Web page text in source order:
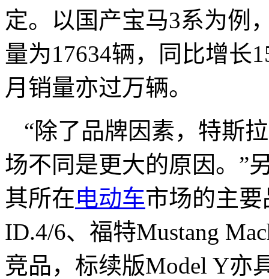
定。以国产宝马3系为例
量为17634辆，同比增长
月销量亦过万辆。
“除了品牌因素，特斯
场不同是更大的原因。”
其所在电动车市场的主
ID.4/6、福特Mustang
竞品，标续版Model Y亦